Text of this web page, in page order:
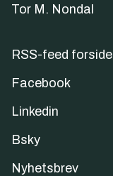
Tor M. Nondal
RSS-feed forside
Facebook
Linkedin
Bsky
Nyhetsbrev